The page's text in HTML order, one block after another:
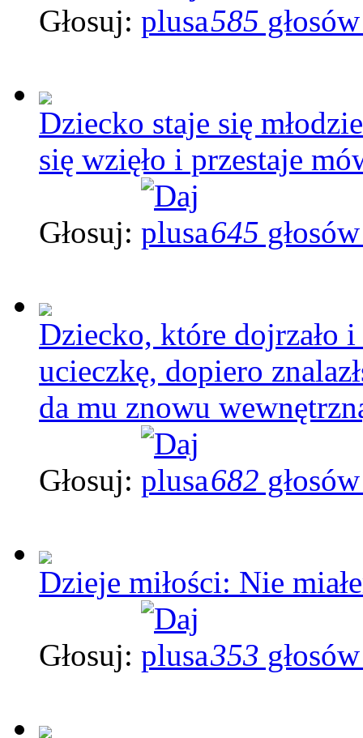
Głosuj: 585
Dziecko staje się
się wzięło i przestaje
Głosuj: 645
Dziecko, które dojrzało
ucieczkę, dopiero
da mu znowu
Głosuj: 682
Dzieje miłości: Nie
Głosuj: 353